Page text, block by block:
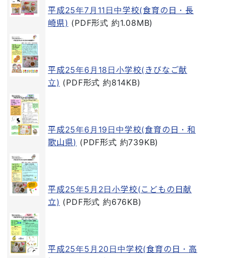
平成25年7月11日中学校(食育の日・長
崎県) (PDF形式 約1.08MB)
平成25年6月18日小学校(きびなご献
立) (PDF形式 約814KB)
平成25年6月19日中学校(食育の日・和
歌山県) (PDF形式 約739KB)
平成25年5月2日小学校(こどもの日献
立) (PDF形式 約676KB)
平成25年5月20日中学校(食育の日・高